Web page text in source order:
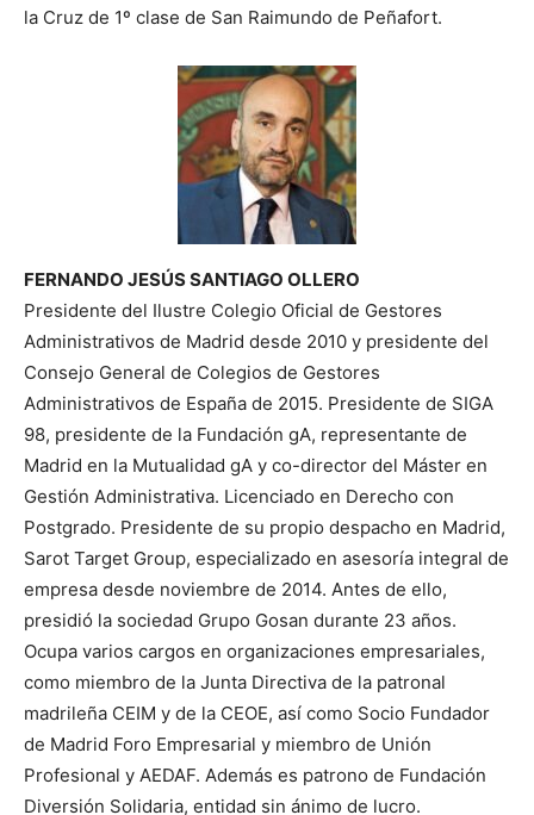
la Cruz de 1º clase de San Raimundo de Peñafort.
FERNANDO JESÚS SANTIAGO OLLERO
Presidente del Ilustre Colegio Oficial de Gestores
Administrativos de Madrid desde 2010 y presidente del
Consejo General de Colegios de Gestores
Administrativos de España de 2015. Presidente de SIGA
98, presidente de la Fundación gA, representante de
Madrid en la Mutualidad gA y co-director del Máster en
Gestión Administrativa. Licenciado en Derecho con
Postgrado. Presidente de su propio despacho en Madrid,
Sarot Target Group, especializado en asesoría integral de
empresa desde noviembre de 2014. Antes de ello,
presidió la sociedad Grupo Gosan durante 23 años.
Ocupa varios cargos en organizaciones empresariales,
como miembro de la Junta Directiva de la patronal
madrileña CEIM y de la CEOE, así como Socio Fundador
de Madrid Foro Empresarial y miembro de Unión
Profesional y AEDAF. Además es patrono de Fundación
Diversión Solidaria, entidad sin ánimo de lucro.